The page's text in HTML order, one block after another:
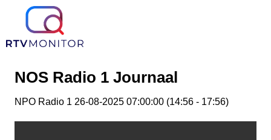
NOS Radio 1 Journaal
NPO Radio 1 26-08-2025 07:00:00 (14:56 - 17:56)